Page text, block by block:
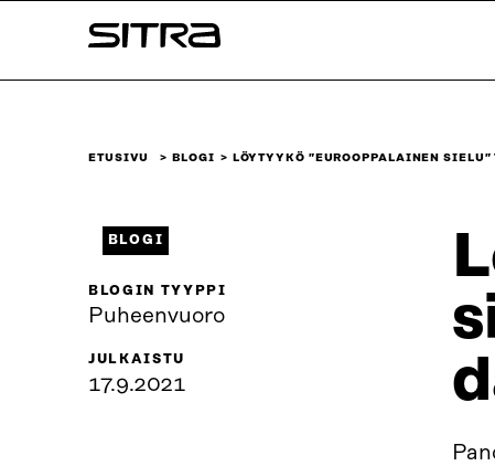
sisältöön
Sitra
ETUSIVU BLOGI LÖYTYYKÖ ”EUROOPPALAINEN
BLOGI
BLOGIN TYYPPI
Puheenvuoro
JULKAISTU
17.9.2021